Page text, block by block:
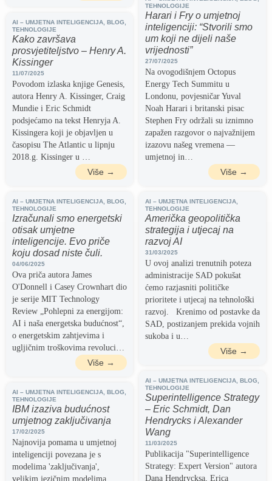
TEHNOLOGIJE
Harari i Fry o umjetnoj
inteligenciji: “Stvorili smo
um koji ne dijeli naše
vrijednosti”
27/07/2025
Na ovogodišnjem Octopus
Energy Tech Summitu u
Londonu, povjesničar Yuval
Noah Harari i britanski pisac
Stephen Fry održali su iznimno
zapažen razgovor o najvažnijem
izazovu našeg vremena —
umjetnoj in…
Više →
AI – UMJETNA INTELIGENCIJA BLOG
TEHNOLOGIJE
Kako završava
prosvjetiteljstvo – Henry A.
Kissinger
11/07/2025
Povodom izlaska knjige Genesis,
autora Henry A. Kissinger, Craig
Mundie i Eric Schmidt
podsjećamo na tekst Henryja A.
Kissingera koji je objavljen u
časopisu The Atlantic u lipnju
2018.g. Kissinger u …
Više →
AI – UMJETNA INTELIGENCIJA BLOG
TEHNOLOGIJE
Izračunali smo energetski
otisak umjetne
inteligencije. Evo priče
koju dosad niste čuli.
04/06/2025
Ova priča autora James
O'Donnell i Casey Crownhart dio
je serije MIT Technology
Review „Pohlepni za energijom:
AI i naša energetska budućnost“,
o energetskim zahtjevima i
ugljičnim troškovima revoluci…
Više →
AI – UMJETNA INTELIGENCIJA
TEHNOLOGIJE
Američka geopolitička
strategija i utjecaj na
razvoj AI
31/03/2025
U ovoj analizi trenutnih poteza
administracije SAD pokušat
ćemo razjasniti političke
prioritete i utjecaj na tehnološki
razvoj. Krenimo od postavke da
SAD, postizanjem prekida vojnih
sukoba i u…
Više →
AI – UMJETNA INTELIGENCIJA BLOG
TEHNOLOGIJE
Superintelligence Strategy
– Eric Schmidt, Dan
Hendrycks i Alexander
Wang
11/03/2025
Publikacija "Superintelligence
Strategy: Expert Version" autora
Dana Hendrycksa, Erica
AI – UMJETNA INTELIGENCIJA BLOG
TEHNOLOGIJE
IBM izaziva budućnost
umjetnog zaključivanja
17/02/2025
Najnovija pomama u umjetnoj
inteligenciji povezana je s
modelima 'zaključivanja',
velikim jezičnim modelima